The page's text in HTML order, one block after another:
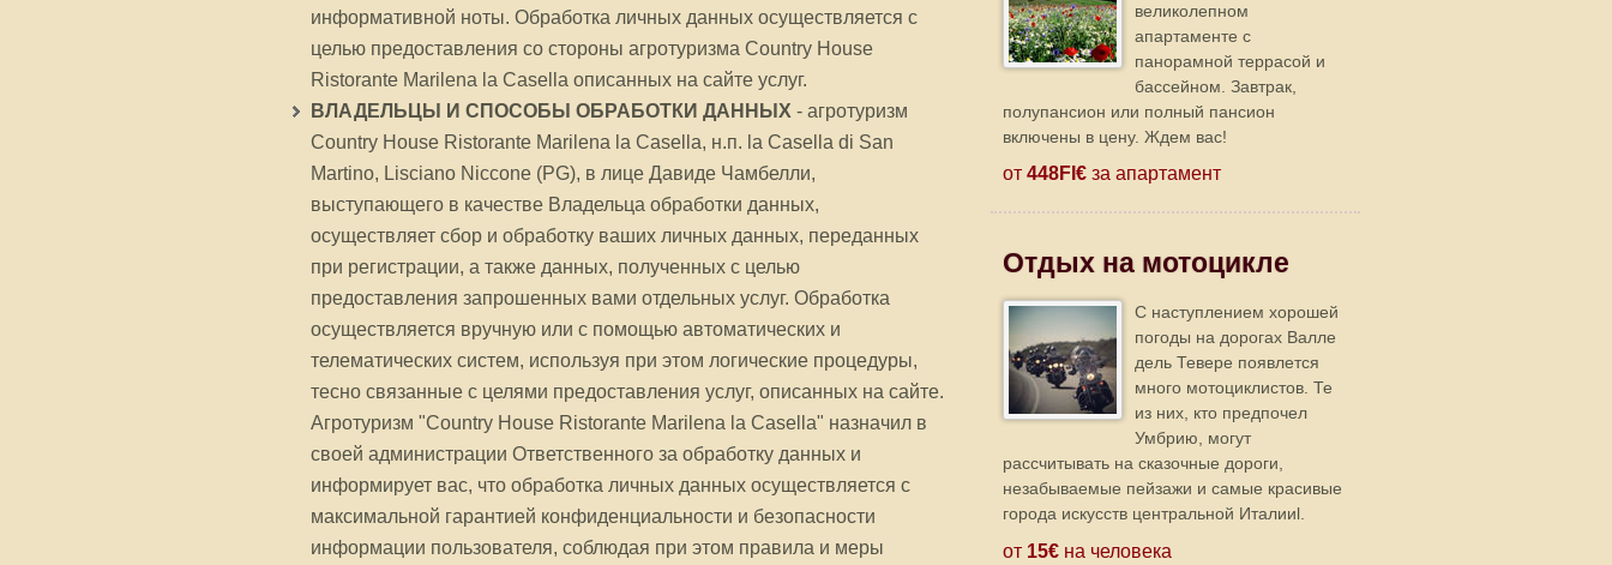
информативной ноты. Обработка личных данных осуществляется с
целью предоставления со стороны агротуризма Country House
Ristorante Marilena la Casella описанных на сайте услуг.
ВЛАДЕЛЬЦЫ И СПОСОБЫ ОБРАБОТКИ ДАННЫХ - агротуризм
Country House Ristorante Marilena la Casella, н.п. la Casella di San
Martino, Lisciano Niccone (PG), в лице Давиде Чамбелли,
выступающего в качестве Владельца обработки данных,
осуществляет сбор и обработку ваших личных данных, переданных
при регистрации, а также данных, полученных с целью
предоставления запрошенных вами отдельных услуг. Обработка
осуществляется вручную или с помощью автоматических и
телематических систем, используя при этом логические процедуры,
тесно связанные с целями предоставления услуг, описанных на сайте.
Агротуризм "Country House Ristorante Marilena la Casella" назначил в
своей администрации Ответственного за обработку данных и
информирует вас, что обработка личных данных осуществляется с
максимальной гарантией конфиденциальности и безопасности
информации пользователя, соблюдая при этом правила и меры
великолепном
апартаменте с
панорамной террасой и
бассейном. Завтрак,
полупансион или полный пансион
включены в цену. Ждем вас!
от 448FI€ за апартамент
Отдых на мотоцикле
C наступлением хорошей
погоды на дорогах Валле
дель Тевере появлется
много мотоциклистов. Те
из них, кто предпочел
Умбрию, могут
рассчитывать на сказочные дороги,
незабываемые пейзажи и самые красивые
города искусств центральной Италииl.
от 15€ на человека